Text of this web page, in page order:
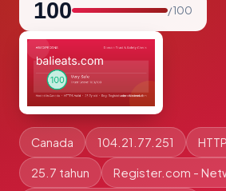
100 / 100
Canada 104.21.77.251
25.7 tahun Register.com -